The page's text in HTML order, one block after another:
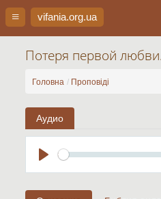
vifania.org.ua
Потеря первой
Головна Проповіді
Аудио
Seek